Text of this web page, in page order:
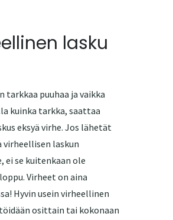
lasku
tarkkaa puuhaa ja vaikka
kuinka tarkka, saattaa
eksyä virhe. Jos lähetät
virheellisen laskun
ei se kuitenkaan ole
Virheet on aina
Hyvin usein virheellinen
osittain tai kokonaan